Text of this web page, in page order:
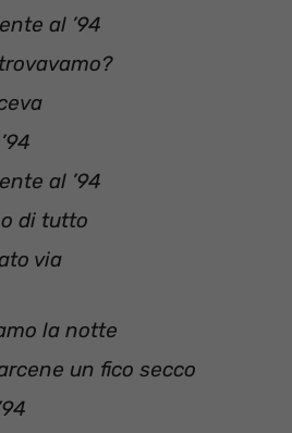
al ’94
al ’94
di tutto
via
la notte
un fico secco